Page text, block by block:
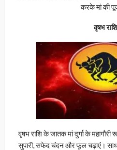
करके मां की
वृषभ
वृषभ राशि के जातक मां दुर्गा के
सुपारी, सफेद चंदन और फूल चढ़ाएं। साथ